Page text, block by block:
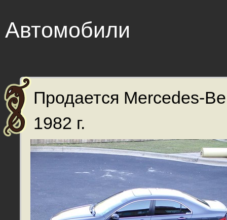
Автомобили
Продается Mercedes-
1982 г.